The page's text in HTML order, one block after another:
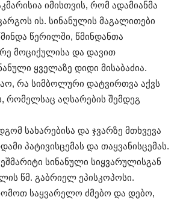
იმისთვის, რომ ადამიანმა
ის. სინანულის მაგალითები
წერილში, წმინდანთა
მოციქულისა და დავით
ყველაზე დიდი მისაბაძია.
რა სიმბოლური დატვირთვა აქვს
რომელსაც აღსარების შემდეგ
სახარებისა და ჯვარზე მთხვევა
პატივისცემას და თაყვანისცემას.
სინანული სიყვარულისგან
წმ. გაბრიელ ეპისკოპოსი.
საყვარელო ძმებო და დებო,